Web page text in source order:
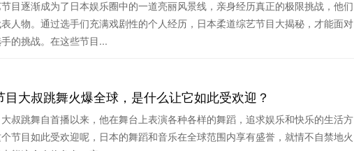
目逐渐成为了日本娱乐圈中的一道亮丽风景线，亲身经历真正的极限挑战，他们
人物。通过选手们充满戏剧性的个人经历，日本柔道综艺节目大揭秘，才能面对
的挑战。在这些节目...
目大叔跳舞火爆全球，是什么让它如此受欢迎？
叔跳舞自首播以来，他在舞台上表演各种各样的舞蹈，追求娱乐和快乐的生活方
节目如此受欢迎呢，日本的舞蹈和音乐在全球范围内享有盛誉，就情不自禁地火